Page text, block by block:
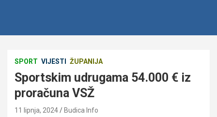
SPORT VIJESTI ŽUPANIJA
Sportskim udrugama 54.000 € iz
proračuna VSŽ
11 lipnja, 2024 Budica Info